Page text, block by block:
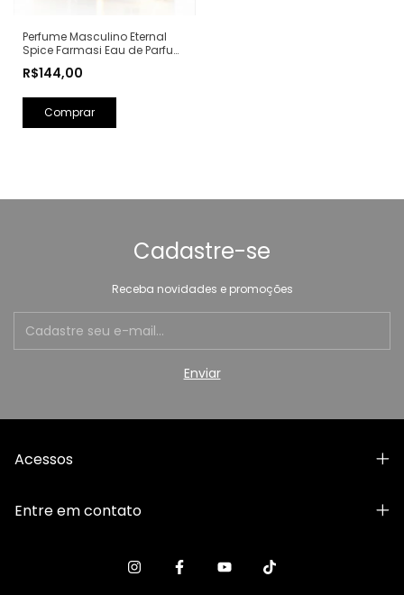
Perfume Masculino Eternal
Spice Farmasi Eau de Parfum
Carolina Herrera)
R$144,00
Cadastre-se
Receba novidades e promoções
Acessos
Entre em contato